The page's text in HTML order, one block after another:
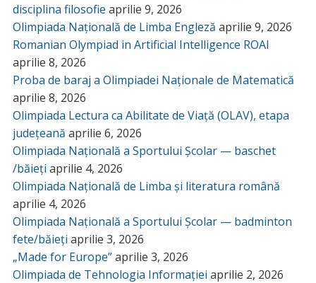
disciplina filosofie aprilie 9, 2026
Olimpiada Națională de Limba Engleză aprilie 9, 2026
Romanian Olympiad in Artificial Intelligence ROAI
aprilie 8, 2026
Proba de baraj a Olimpiadei Naționale de Matematică
aprilie 8, 2026
Olimpiada Lectura ca Abilitate de Viață (OLAV), etapa
județeană aprilie 6, 2026
Olimpiada Națională a Sportului Școlar — baschet
/băieți aprilie 4, 2026
Olimpiada Națională de Limba și literatura română
aprilie 4, 2026
Olimpiada Națională a Sportului Școlar — badminton
fete/băieți aprilie 3, 2026
„Made for Europe”aprilie 3, 2026
Olimpiada de Tehnologia Informației aprilie 2, 2026